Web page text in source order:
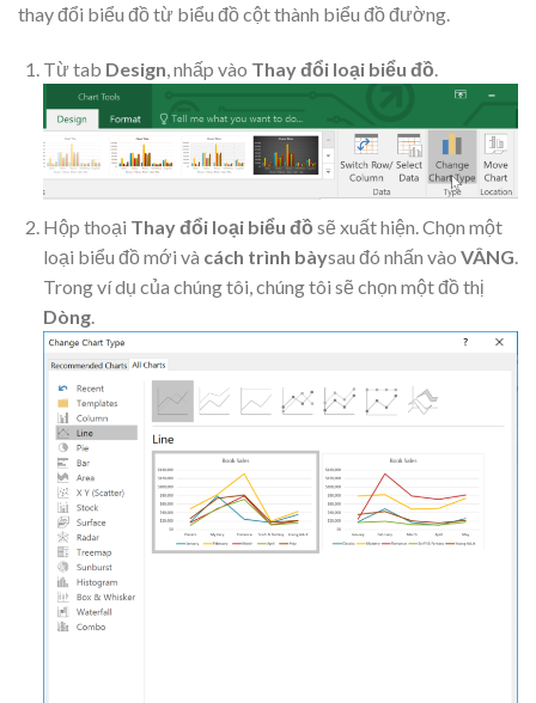
thay đổi biểu đồ từ biểu đồ cột thành biểu đồ đường.
Từ tab Design , nhấp vào Thay đổi loại biểu đồ
Hộp thoại Thay đổi loại biểu đồ sẽ xuất hiện. Chọn một
loại biểu đồ mới và cách trình bàysau đó nhấn vào VÂNG.
Trong ví dụ của chúng tôi, chúng tôi sẽ chọn một đồ thị
Dòng.